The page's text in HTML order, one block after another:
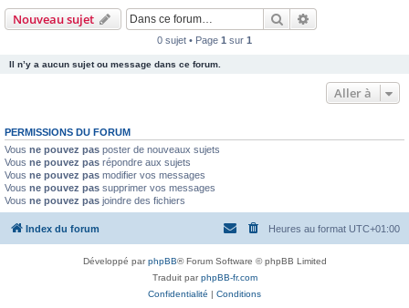
Nouveau sujet Rechercher
0 sujet • Page 1 sur 1
Il n’y a aucun sujet ou message dans ce forum.
Aller à
PERMISSIONS DU FORUM
Vous ne pouvez pas poster de nouveaux sujets
Vous ne pouvez pas répondre aux sujets
Vous ne pouvez pas modifier vos messages
Vous ne pouvez pas supprimer vos messages
Vous ne pouvez pas joindre des fichiers
Index du forum Heures au format UTC+01:00
Développé parphpBB® Forum Software © phpBB Limited
Traduit parphpBB-fr.com
Confidentialité | Conditions